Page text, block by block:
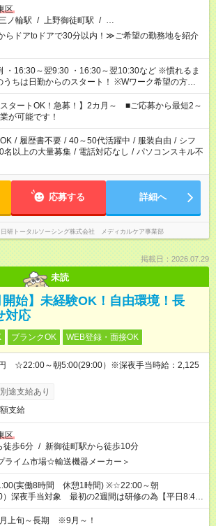
区
ノ輪駅 / 上野御徒町駅 / …
らドアtoドアで30分以内！≫ご希望の勤務地を紹介
・16:30～翌9:30 ・16:30～翌10:30など ※慣れるま
日勤からのスタート！ ※Wワーク希望の方へ
仕事で希望する勤務時間と、もう1つのお仕事の勤務
で週40時間を超える場合は応募できません。
スタートOK！急募！】2カ月～ ■ご応募から最短2～
が可能です！
/ 履歴書不要 / 40～50代活躍中 / 服装自由 / シフ
名以上の大量募集 / 電話対応なし / パソコンスキル不
応募する 詳細へ
日研トータルソーシング株式会社 メディカルケア事業部
掲載日：2026.07.29
未読
始】未経験OK！自由環境！長
対応
ブランクOK WEB登録・面接OK
☆22:00～朝5:00(29:00）※深夜手当時給：2,125
途支給あり
支給
区
徒歩6分 / 新御徒町駅から徒歩10分
ライム市場☆輸送機器メーカー＞
実働8時間 休憩1時間) ※☆22:00～朝
）深夜手当対象 最初の2週間は研修の為【平日8:45
憩45分）】就業になります
上旬～長期 ※9月～！